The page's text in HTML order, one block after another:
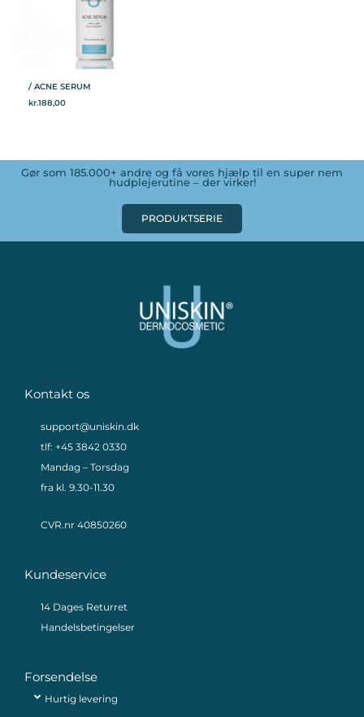
/ ACNE SERUM
kr.188,00
Gør som 185.000+ andre og få vores hjælp til en super nem
hudplejerutine – der virker!
PRODUKTSERIE
Kontakt os
support@uniskin.dk
tlf: +45 3842 0330
Mandag – Torsdag
fra kl. 9.30-11.30
CVR.nr 40850260
Kundeservice
14 Dages Returret
Handelsbetingelser
Forsendelse
Hurtig levering